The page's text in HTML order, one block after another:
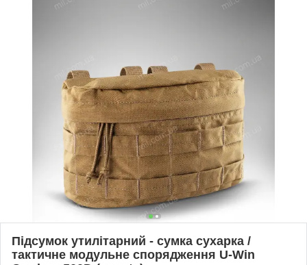
Підсумок утилітарний - сумка сухарка /
тактичне модульне спорядження U-Win